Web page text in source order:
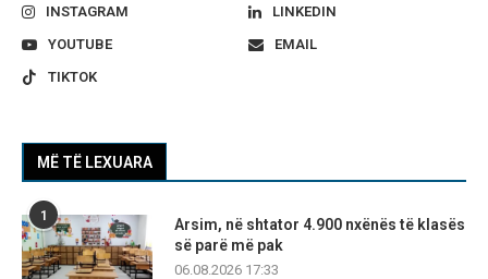
INSTAGRAM
LINKEDIN
YOUTUBE
EMAIL
TIKTOK
MË TË LEXUARA
1
Arsim, në shtator 4.900 nxënës të klasës
së parë më pak
06.08.2026 17:33